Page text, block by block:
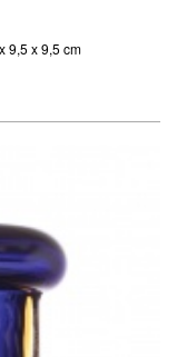
9,5 x 9,5 cm